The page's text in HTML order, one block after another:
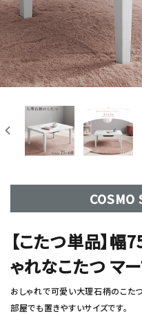
【こたつ単品】
ゃれなこたつ マ
おしゃれで可愛い大理石柄のこた
部屋でも置きやすいサイズです。